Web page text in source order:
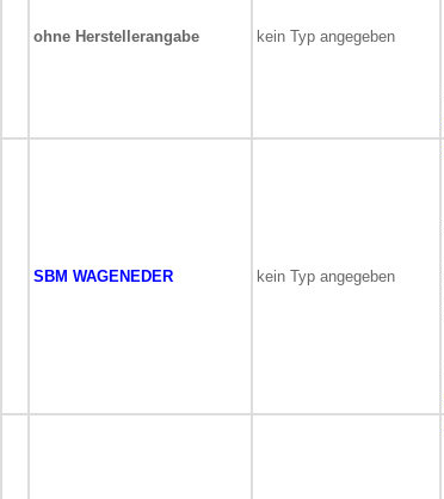
ohne Herstellerangabe kein Typ angegeben
SBM WAGENEDER kein Typ angegeben